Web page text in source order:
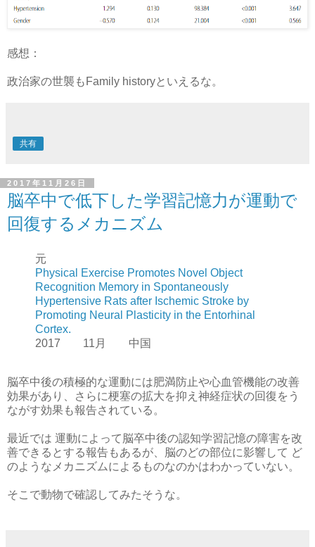
感想：
政治家の世襲もFamily historyといえるな。
共有
2017年11月26日
脳卒中で低下した学習記憶力が運動で
回復するメカニズム
元
Physical Exercise Promotes Novel Object
Recognition Memory in Spontaneously
Hypertensive Rats after Ischemic Stroke by
Promoting Neural Plasticity in the Entorhinal
Cortex.
2017 11月 中国
脳卒中後の積極的な運動には肥満防止や心血管機能の改善
効果があり、さらに梗塞の拡大を抑え神経症状の回復をう
ながす効果も報告されている。
最近では 運動によって脳卒中後の認知学習記憶の障害を改
善できるとする報告もあるが、脳のどの部位に影響して ど
のようなメカニズムによるものなのかはわかっていない。
そこで動物で確認してみたそうな。